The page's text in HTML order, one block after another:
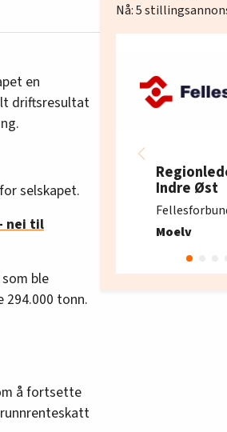
en
driftsresultat
selskapet.
nei til
ble
tonn.
å fortsette
Nå:5
Indre Øst
Moelv